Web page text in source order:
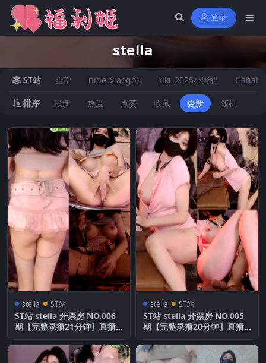
登录
stella
ST站 全部 nide_xiaogou kiki_2025小野猫
排序 最新 热度 点赞 收藏 更新 随机
stella ST站
ST站 stella 开票房 NO.006
期【完整录播21分钟】直播
stella ST站
ST站 stella 开票房 NO.005
期【完整录播20分钟】直播